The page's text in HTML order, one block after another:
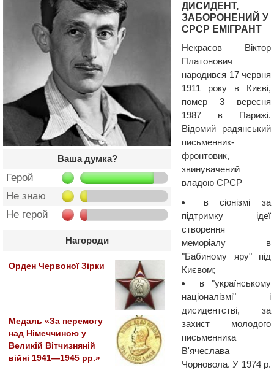
Ваша думка?
Герой
Не знаю
Не герой
Нагороди
Орден Червоної Зірки
Медаль «За перемогу
над Німеччиною у
Великій Вітчизняній
війні 1941—1945 рр.»
ДИСИДЕНТ,
ЗАБОРОНЕНИЙ У
СРСР ЕМІГРАНТ
Некрасов Віктор
Платонович
народився 17 червня
1911 року в Києві,
помер 3 вересня
1987 в Парижі.
Відомий радянський
письменник-
фронтовик,
звинувачений
владою СРСР
в сіонізмі за
підтримку ідеї
створення
меморіалу в
"Бабиному яру" під
Києвом;
в "українському
націоналізмі" і
дисидентстві, за
захист молодого
письменника
В'ячеслава
Чорновола. У 1974 р.